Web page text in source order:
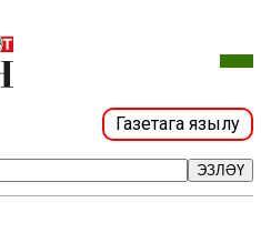
Газетага язылу
ЭЗЛӘҮ